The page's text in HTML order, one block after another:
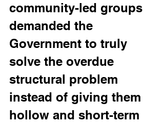
community-led groups
demanded the
Government to truly
solve the overdue
structural problem
instead of giving them
hollow and short-term